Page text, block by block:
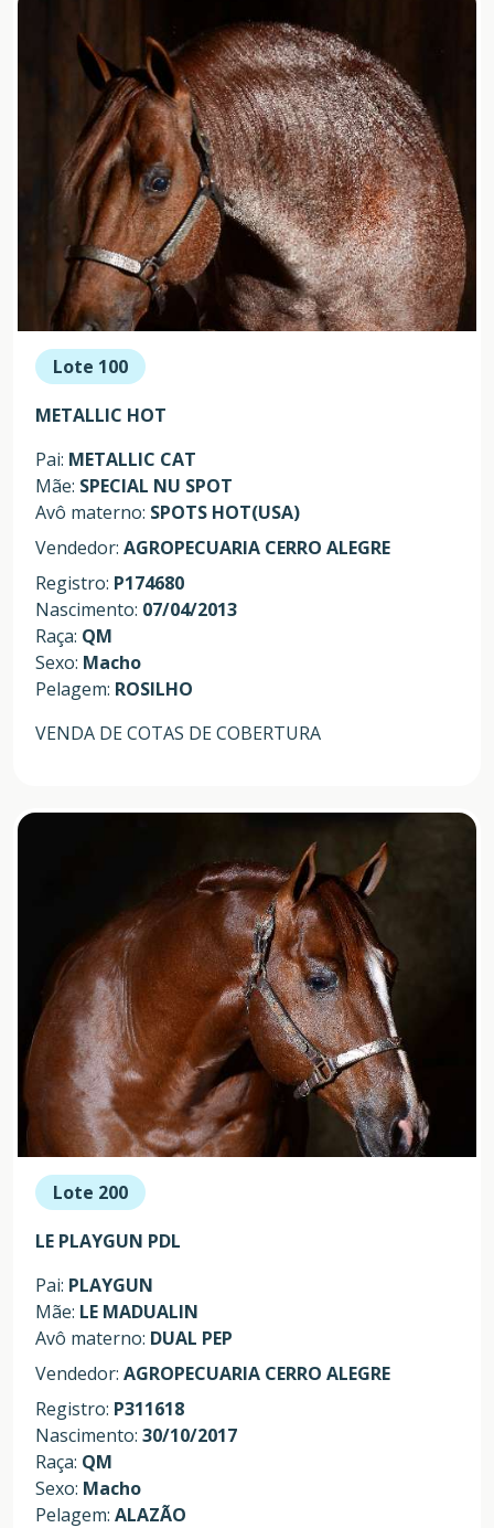
Lote 100
METALLIC HOT
Pai: METALLIC CAT
Mãe: SPECIAL NU SPOT
Avô materno: SPOTS HOT(USA)
Vendedor: AGROPECUARIA CERRO ALEGRE
Registro: P174680
Nascimento: 07/04/2013
Raça: QM
Sexo: Macho
Pelagem: ROSILHO
VENDA DE COTAS DE COBERTURA
Lote 200
LE PLAYGUN PDL
Pai: PLAYGUN
Mãe: LE MADUALIN
Avô materno: DUAL PEP
Vendedor: AGROPECUARIA CERRO ALEGRE
Registro: P311618
Nascimento: 30/10/2017
Raça: QM
Sexo: Macho
Pelagem: ALAZÃO